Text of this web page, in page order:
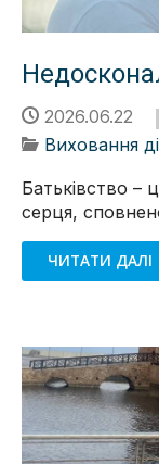
2026.06.22
Виховання
Батьківство –
серця,
ЧИТАТИ ДАЛІ